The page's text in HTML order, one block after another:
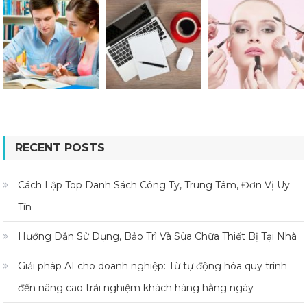
RECENT POSTS
Cách Lập Top Danh Sách Công Ty, Trung Tâm, Đơn Vị Uy
Tín
Hướng Dẫn Sử Dụng, Bảo Trì Và Sửa Chữa Thiết Bị Tại Nhà
Giải pháp AI cho doanh nghiệp: Từ tự động hóa quy trình
đến nâng cao trải nghiệm khách hàng hằng ngày